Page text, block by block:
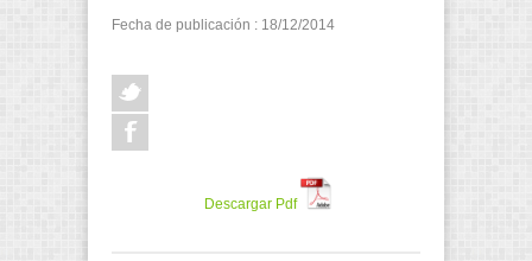
Fecha de publicación : 18/12/2014
Descargar Pdf